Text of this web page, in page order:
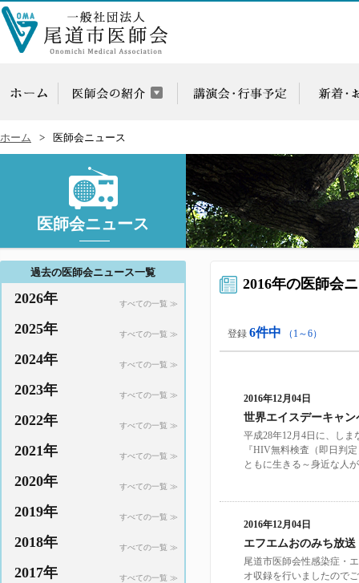
ホーム 医師会ニュース
医師会ニュース
2016年の医師会
登録 6件中 （1～6）
2016年12月04日
世界エイスデーキャ
平成28年12月4日に、し
『HIV無料検査（即日判
ともに生きる～身近な人
2016年12月04日
エフエムおのみち放
尾道市医師会性感染症・
オ収録を行いましたので
過去の医師会ニュース一覧
2026年 すべての一覧 ≫
2025年 すべての一覧 ≫
2024年 すべての一覧 ≫
2023年 すべての一覧 ≫
2022年 すべての一覧 ≫
2021年 すべての一覧 ≫
2020年 すべての一覧 ≫
2019年 すべての一覧 ≫
2018年 すべての一覧 ≫
2017年 すべての一覧 ≫